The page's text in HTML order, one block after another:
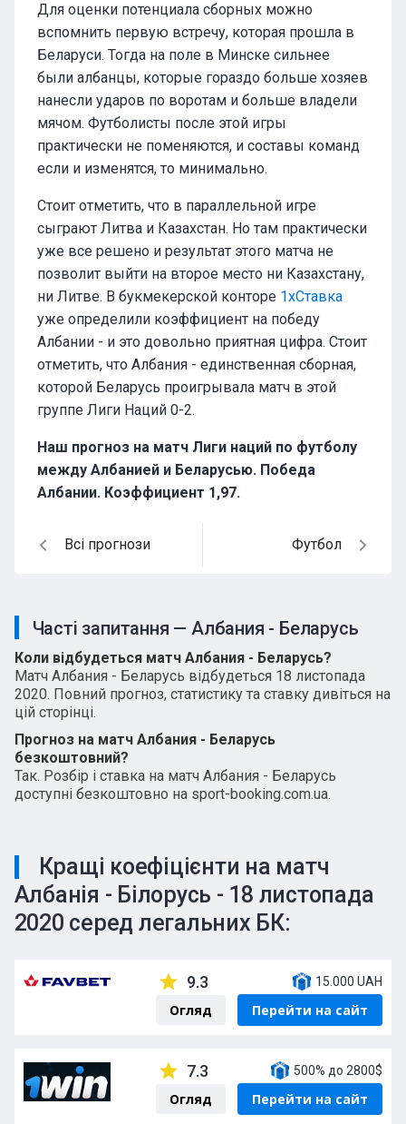
Для оценки потенциала сборных можно
вспомнить первую встречу, которая прошла в
Беларуси. Тогда на поле в Минске сильнее
были албанцы, которые гораздо больше хозяев
нанесли ударов по воротам и больше владели
мячом. Футболисты после этой игры
практически не поменяются, и составы команд
если и изменятся, то минимально.
Стоит отметить, что в параллельной игре
сыграют Литва и Казахстан. Но там практически
уже все решено и результат этого матча не
позволит выйти на второе место ни Казахстану,
ни Литве. В букмекерской конторе 1хСтавка
уже определили коэффициент на победу
Албании - и это довольно приятная цифра. Стоит
отметить, что Албания - единственная сборная,
которой Беларусь проигрывала матч в этой
группе Лиги Наций 0-2.
Наш прогноз на матч Лиги наций по футболу
между Албанией и Беларусью. Победа
Албании. Коэффициент 1,97.
Всі прогнози Футбол
Часті запитання — Албания - Беларусь
Коли відбудеться матч Албания - Беларусь?
Матч Албания - Беларусь відбудеться 18 листопада
2020. Повний прогноз, статистику та ставку дивіться на
цій сторінці.
Прогноз на матч Албания - Беларусь
безкоштовний?
Так. Розбір і ставка на матч Албания - Беларусь
доступні безкоштовно на sport-booking.com.ua.
Кращі коефіцієнти на матч
Албанія - Білорусь - 18 листопада
2020 серед легальних БК:
9.3 15.000 UAH
Огляд Перейти на сайт
7.3 500% до 2800$
Огляд Перейти на сайт